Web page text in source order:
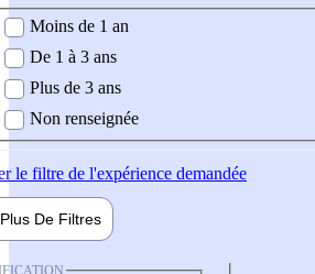
demandée
Moins de 1 an
De 1 à 3 ans
Plus de 3 ans
Non renseignée
le filtre de l'expérience demandée
Plus De Filtres